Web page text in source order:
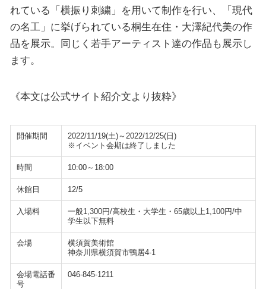
れている「横振り刺繍」を用いて制作を行い、「現代
の名工」に挙げられている桐生在住・大澤紀代美の作
品を展示。同じく若手アーティスト達の作品も展示し
ます。
《本文は公式サイト紹介文より抜粋》
開催期間
2022/11/19(土)～2022/12/25(日)
※イベント会期は終了しました
時間 10:00～18:00
休館日 12/5
入場料
一般1,300円/高校生・大学生・65歳以上1,100円/中
学生以下無料
会場
横須賀美術館
神奈川県横須賀市鴨居4-1
会場電話番
号
046-845-1211